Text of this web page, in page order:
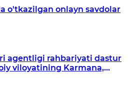
o'tkazilgan onlayn savdolar
agentligi rahbariyati dastur
viloyatining Karmana,